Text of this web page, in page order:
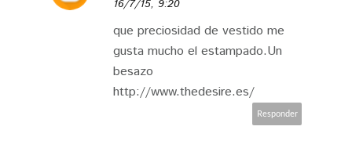
16/7/15, 9:20
que preciosidad de vestido me
gusta mucho el estampado.Un
besazo
http://www.thedesire.es/
Responder